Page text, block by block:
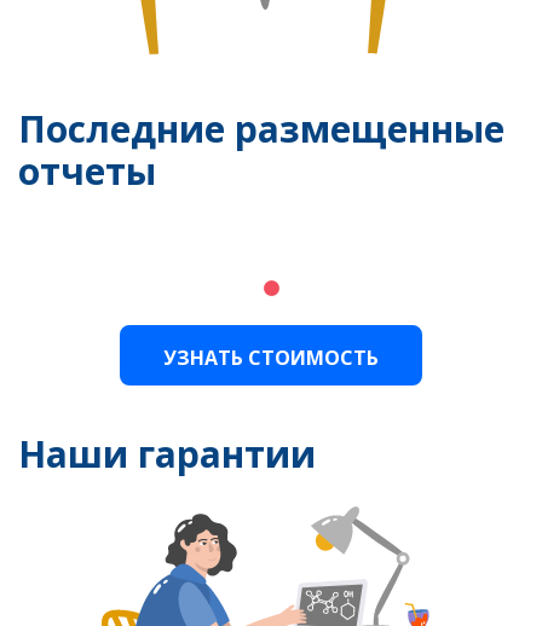
Последние размещенные
отчеты
УЗНАТЬ СТОИМОСТЬ
Наши гарантии